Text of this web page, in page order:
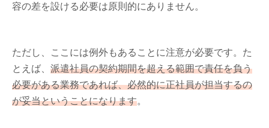
容の差を設ける必要は原則的にありません。
ただし、ここには例外もあることに注意が必要です。た
とえば、 派遣社員の契約期間を超える範囲で責任を負う
必要がある業務であれば、必然的に正社員が担当するの
が妥当ということになります。